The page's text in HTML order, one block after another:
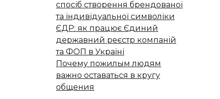
спосіб створення брендованої
та індивідуальної символіки
ЄДР: як працює Єдиний
державний реєстр компаній
та ФОП в Україні
Почему пожилым людям
важно оставаться в кругу
общения